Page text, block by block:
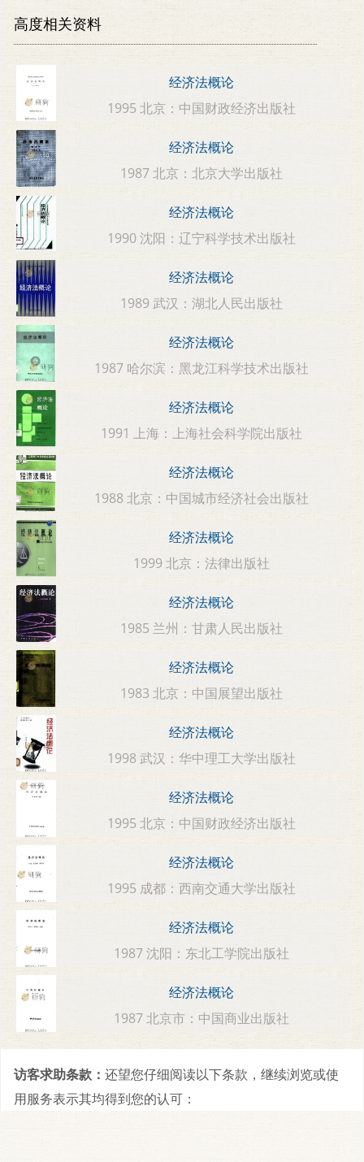
高度相关资料
经济法概论
1995 北京：中国财政经济出版社
经济法概论
1987 北京：北京大学出版社
经济法概论
1990 沈阳：辽宁科学技术出版社
经济法概论
1989 武汉：湖北人民出版社
经济法概论
1987 哈尔滨：黑龙江科学技术出版社
经济法概论
1991 上海：上海社会科学院出版社
经济法概论
1988 北京：中国城市经济社会出版社
经济法概论
1999 北京：法律出版社
经济法概论
1985 兰州：甘肃人民出版社
经济法概论
1983 北京：中国展望出版社
经济法概论
1998 武汉：华中理工大学出版社
经济法概论
1995 北京：中国财政经济出版社
经济法概论
1995 成都：西南交通大学出版社
经济法概论
1987 沈阳：东北工学院出版社
经济法概论
1987 北京市：中国商业出版社
访客求助条款： 还望您仔细阅读以下条款，继续浏览或使
用服务表示其均得到您的认可：